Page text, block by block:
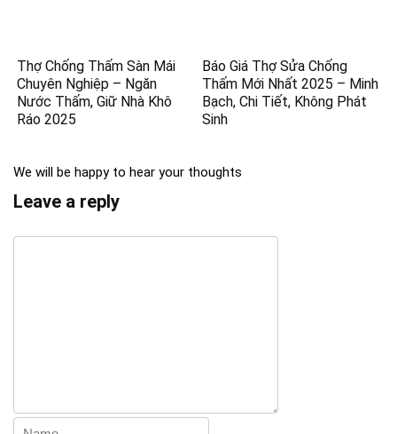
Thợ Chống Thấm Sàn Mái
Chuyên Nghiệp – Ngăn
Nước Thấm, Giữ Nhà Khô
Ráo 2025
Báo Giá Thợ Sửa Chống
Thấm Mới Nhất 2025 – Minh
Bạch, Chi Tiết, Không Phát
Sinh
We will be happy to hear your thoughts
Leave a reply